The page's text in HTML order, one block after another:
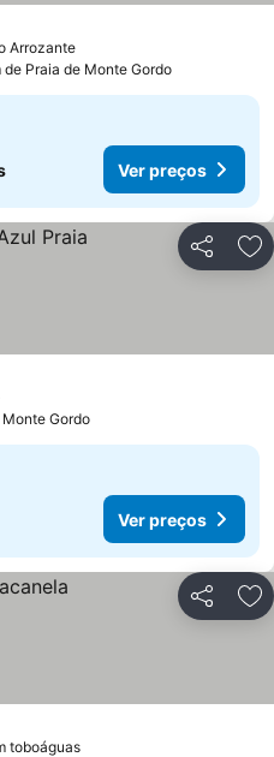
Arrozante
de Praia de Monte Gordo
Ver preços
Partilhar
Gordo
Ver preços
Partilhar
toboáguas